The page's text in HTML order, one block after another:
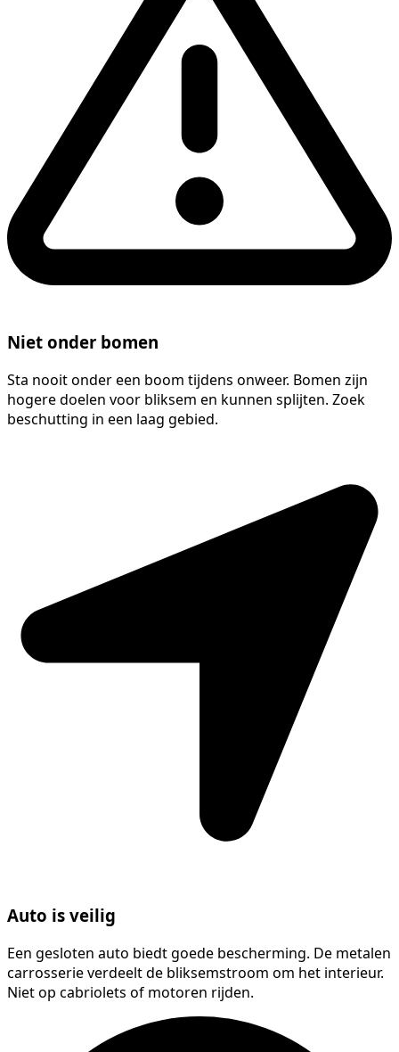
Niet onder bomen
Sta nooit onder een boom tijdens onweer. Bomen zijn
hogere doelen voor bliksem en kunnen splijten. Zoek
beschutting in een laag gebied.
Auto is veilig
Een gesloten auto biedt goede bescherming. De metalen
carrosserie verdeelt de bliksemstroom om het interieur.
Niet op cabriolets of motoren rijden.